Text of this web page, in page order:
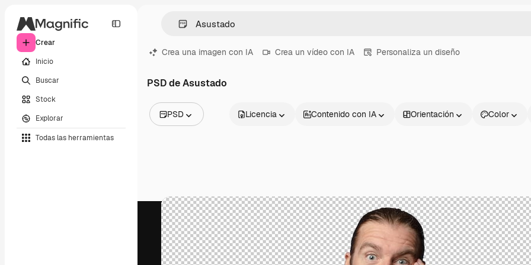
Crear
Inicio
Buscar
Stock
Explorar
Todas las herramientas
Crea una imagen con IA Crea un vídeo con IA Personaliza un diseño
PSD de Asustado
PSD
Vídeos
Clips de vídeo
Motion graphics
Plantillas de vídeos
Iconos
Modelos 3D
Fuentes
Licencia Contenido con IA Orientación Color
Productos Información